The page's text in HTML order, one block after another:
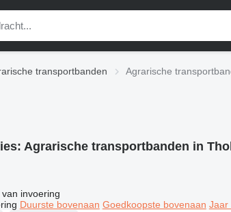
transportbanden Agrarische
Agrarische transportbanden in
van invoering
Duurste bovenaan Goedkoopste bovenaan Jaar